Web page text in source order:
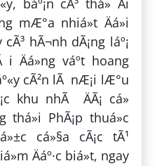
mÆ°a nhiá»t Äá»i
cÃ³ hÃ¬nh dÃ¡ng láº¡
Äá»ng váº­t hoang
cÃ²n lÃ nÆ¡i lÆ°u
khu nhÃ ÄÃ¡ cá»
thá»i PhÃ¡p thuá»c
cá»§a cÃ¡c tÃ¹
Äáº·c biá»t, ngay